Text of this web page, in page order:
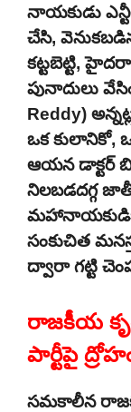
నాయకుడు
చేసి,
కట్టబెట్టి,
పునాదులు
Reddy)
ఒక కులానికో,
ఆయన డాక్టర్
నిలబడదగ్గ
సంకుచిత
ద్వారా గట్టి
రాజకీయ
పార్టీపై
సమకాలీన